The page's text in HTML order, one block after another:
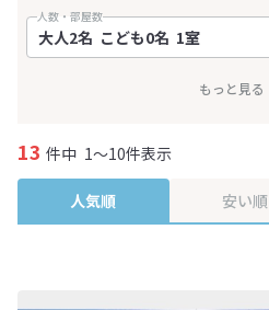
人数・部屋数
もっと見る
13 件中 1～10件表示
人気順 安い順